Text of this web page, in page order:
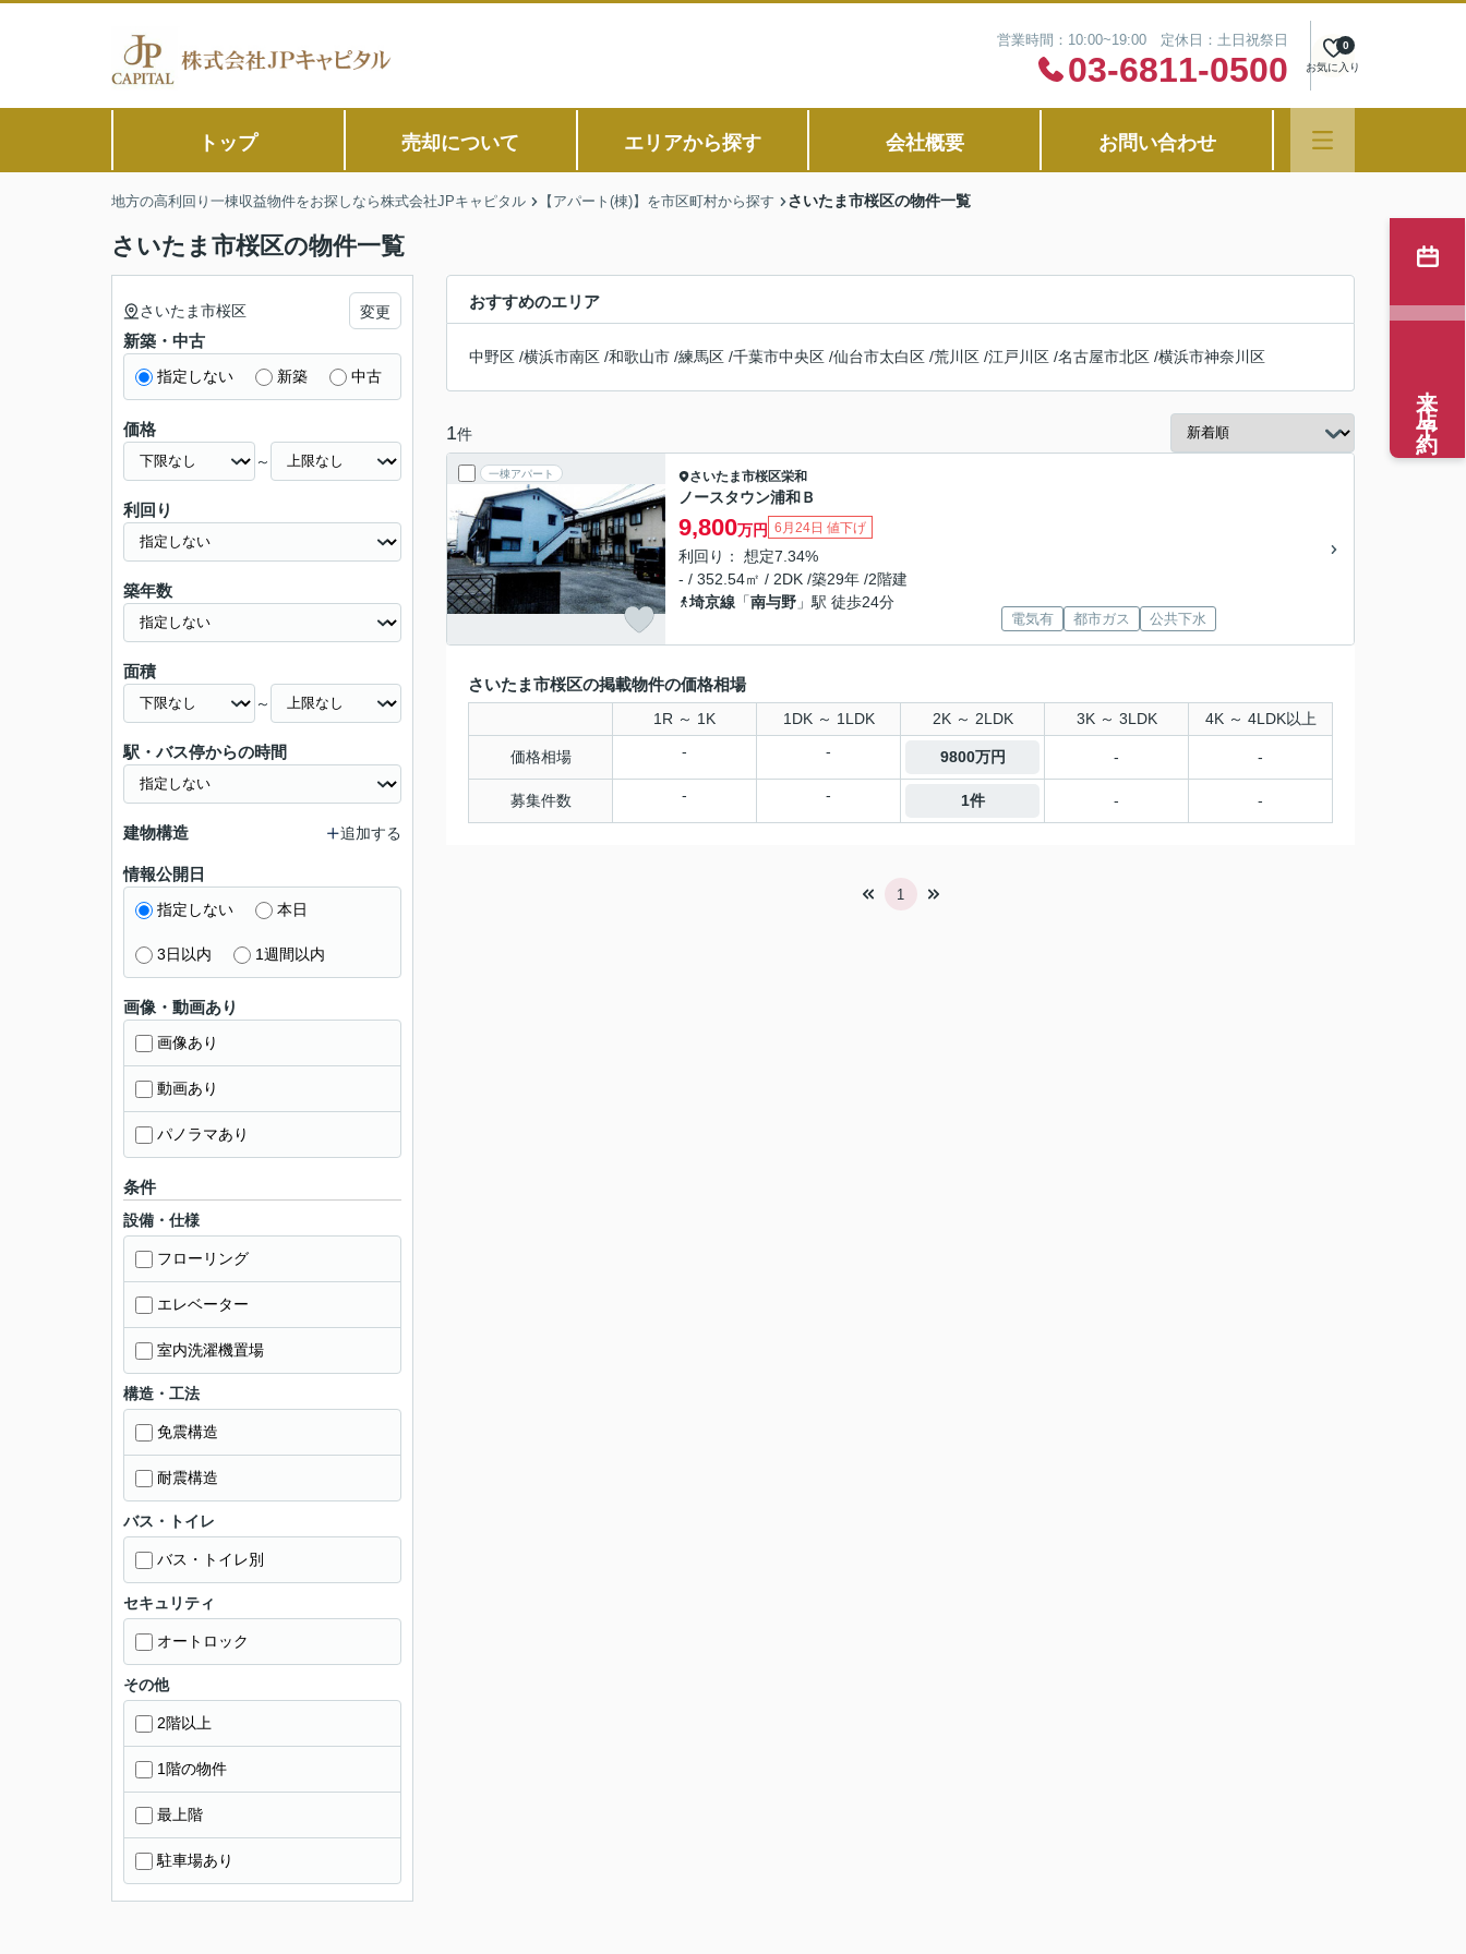
営業時間：10:00~19:00 定休日：土日祝祭日
03-6811-0500 お気に入り
0
トップ 売却について エリアから探す 会社概要 お問い合わせ
地方の高利回り一棟収益物件をお探しなら株式会社JPキャピタル 【アパート(棟)】を市区町村から探す さいたま市桜区の物件一覧
さいたま市桜区の物件一覧
おすすめのエリア
中野区 /横浜市南区 /和歌山市 /練馬区 /千葉市中央区 /仙台市太白区 /荒川区 /江戸川区 /名古屋市北区 /横浜市神奈川区
1件
一棟アパート さいたま市桜区栄和
ノースタウン浦和Ｂ
9,800万円 6月24日 値下げ
利回り： 想定7.34%
- / 352.54㎡ / 2DK /築29年 /2階建
埼京線 「南与野 」駅 徒歩24分
電気有 都市ガス 公共下水
さいたま市桜区の掲載物件の価格相場
1R ～ 1K 1DK ～ 1LDK 2K ～ 2LDK 3K ～ 3LDK 4K ～ 4LDK以上
価格相場 - - 9800万円 - -
募集件数 - - 1件 - -
1
さいたま市桜区 変更
新築・中古
指定しない 新築 中古
価格
～
利回り
築年数
面積
～
駅・バス停からの時間
建物構造 追加する
情報公開日
指定しない 本日
3日以内 1週間以内
画像・動画あり
画像あり
動画あり
パノラマあり
条件
設備・仕様
フローリング
エレベーター
室内洗濯機置場
構造・工法
免震構造
耐震構造
バス・トイレ
バス・トイレ別
セキュリティ
オートロック
その他
2階以上
1階の物件
最上階
駐車場あり
来店予約